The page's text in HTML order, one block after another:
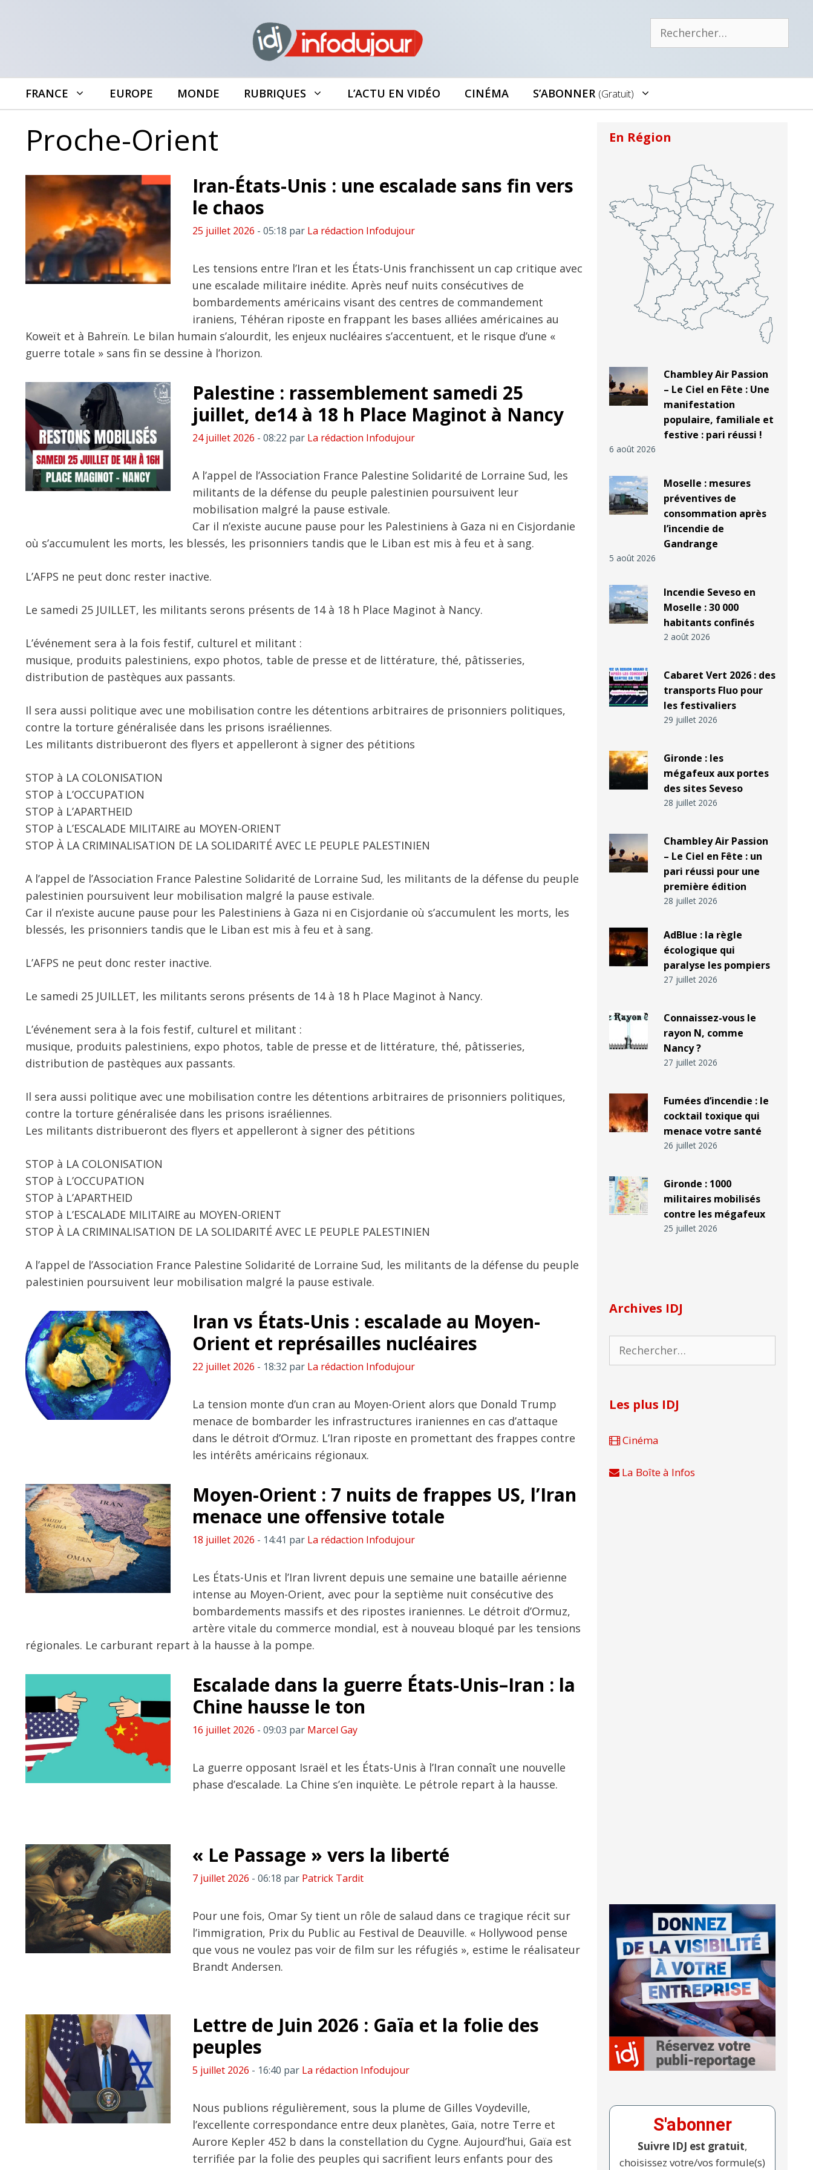
Rechercher :
FRANCE EUROPE MONDE RUBRIQUES L’ACTU EN VIDÉO CINÉMA S’ABONNER (gratuit)
Proche-Orient
Iran-États-Unis : une escalade sans fin vers
le chaos
25 juillet 2026 - 05:18 par La rédaction Infodujour
Les tensions entre l’Iran et les États-Unis franchissent un cap critique avec
une escalade militaire inédite. Après neuf nuits consécutives de
bombardements américains visant des centres de commandement
iraniens, Téhéran riposte en frappant les bases alliées américaines au
Koweït et à Bahreïn. Le bilan humain s’alourdit, les enjeux nucléaires s’accentuent, et le risque d’une «
guerre totale » sans fin se dessine à l’horizon.
Palestine : rassemblement samedi 25
juillet, de14 à 18 h Place Maginot à Nancy
24 juillet 2026 - 08:22 par La rédaction Infodujour
A l’appel de l’Association France Palestine Solidarité de Lorraine Sud, les
militants de la défense du peuple palestinien poursuivent leur
mobilisation malgré la pause estivale.
Car il n’existe aucune pause pour les Palestiniens à Gaza ni en Cisjordanie
où s’accumulent les morts, les blessés, les prisonniers tandis que le Liban est mis à feu et à sang.
L’AFPS ne peut donc rester inactive.
Le samedi 25 JUILLET, les militants serons présents de 14 à 18 h Place Maginot à Nancy.
L’événement sera à la fois festif, culturel et militant :
musique, produits palestiniens, expo photos, table de presse et de littérature, thé, pâtisseries,
distribution de pastèques aux passants.
Il sera aussi politique avec une mobilisation contre les détentions arbitraires de prisonniers politiques,
contre la torture généralisée dans les prisons israéliennes.
Les militants distribueront des flyers et appelleront à signer des pétitions
STOP à LA COLONISATION
STOP à L’OCCUPATION
STOP à L’APARTHEID
STOP à L’ESCALADE MILITAIRE au MOYEN-ORIENT
STOP À LA CRIMINALISATION DE LA SOLIDARITÉ AVEC LE PEUPLE PALESTINIEN
A l’appel de l’Association France Palestine Solidarité de Lorraine Sud, les militants de la défense du peuple
palestinien poursuivent leur mobilisation malgré la pause estivale.
Car il n’existe aucune pause pour les Palestiniens à Gaza ni en Cisjordanie où s’accumulent les morts, les
blessés, les prisonniers tandis que le Liban est mis à feu et à sang.
L’AFPS ne peut donc rester inactive.
Le samedi 25 JUILLET, les militants serons présents de 14 à 18 h Place Maginot à Nancy.
L’événement sera à la fois festif, culturel et militant :
musique, produits palestiniens, expo photos, table de presse et de littérature, thé, pâtisseries,
distribution de pastèques aux passants.
Il sera aussi politique avec une mobilisation contre les détentions arbitraires de prisonniers politiques,
contre la torture généralisée dans les prisons israéliennes.
Les militants distribueront des flyers et appelleront à signer des pétitions
STOP à LA COLONISATION
STOP à L’OCCUPATION
STOP à L’APARTHEID
STOP à L’ESCALADE MILITAIRE au MOYEN-ORIENT
STOP À LA CRIMINALISATION DE LA SOLIDARITÉ AVEC LE PEUPLE PALESTINIEN
A l’appel de l’Association France Palestine Solidarité de Lorraine Sud, les militants de la défense du peuple
palestinien poursuivent leur mobilisation malgré la pause estivale.
Iran vs États-Unis : escalade au Moyen-
Orient et représailles nucléaires
22 juillet 2026 - 18:32 par La rédaction Infodujour
La tension monte d’un cran au Moyen-Orient alors que Donald Trump
menace de bombarder les infrastructures iraniennes en cas d’attaque
dans le détroit d’Ormuz. L’Iran riposte en promettant des frappes contre
les intérêts américains régionaux.
Moyen-Orient : 7 nuits de frappes US, l’Iran
menace une offensive totale
18 juillet 2026 - 14:41 par La rédaction Infodujour
Les États-Unis et l’Iran livrent depuis une semaine une bataille aérienne
intense au Moyen-Orient, avec pour la septième nuit consécutive des
bombardements massifs et des ripostes iraniennes. Le détroit d’Ormuz,
artère vitale du commerce mondial, est à nouveau bloqué par les tensions
régionales. Le carburant repart à la hausse à la pompe.
Escalade dans la guerre États-Unis–Iran : la
Chine hausse le ton
16 juillet 2026 - 09:03 par Marcel Gay
La guerre opposant Israël et les États-Unis à l’Iran connaît une nouvelle
phase d’escalade. La Chine s’en inquiète. Le pétrole repart à la hausse.
« Le Passage » vers la liberté
7 juillet 2026 - 06:18 par Patrick Tardit
Pour une fois, Omar Sy tient un rôle de salaud dans ce tragique récit sur
l’immigration, Prix du Public au Festival de Deauville. « Hollywood pense
que vous ne voulez pas voir de film sur les réfugiés », estime le réalisateur
Brandt Andersen.
Lettre de Juin 2026 : Gaïa et la folie des
peuples
5 juillet 2026 - 16:40 par La rédaction Infodujour
Nous publions régulièrement, sous la plume de Gilles Voydeville,
l’excellente correspondance entre deux planètes, Gaïa, notre Terre et
Aurore Kepler 452 b dans la constellation du Cygne. Aujourd’hui, Gaïa est
terrifiée par la folie des peuples qui sacrifient leurs enfants pour des
En Région
Chambley Air Passion
– Le Ciel en Fête : Une
manifestation
populaire, familiale et
festive : pari réussi !
6 août 2026
Moselle : mesures
préventives de
consommation après
l’incendie de
Gandrange
5 août 2026
Incendie Seveso en
Moselle : 30 000
habitants confinés
2 août 2026
Cabaret Vert 2026 : des
transports Fluo pour
les festivaliers
29 juillet 2026
Gironde : les
mégafeux aux portes
des sites Seveso
28 juillet 2026
Chambley Air Passion
– Le Ciel en Fête : un
pari réussi pour une
première édition
28 juillet 2026
AdBlue : la règle
écologique qui
paralyse les pompiers
27 juillet 2026
Connaissez-vous le
rayon N, comme
Nancy ?
27 juillet 2026
Fumées d’incendie : le
cocktail toxique qui
menace votre santé
26 juillet 2026
Gironde : 1000
militaires mobilisés
contre les mégafeux
25 juillet 2026
Archives IDJ
Rechercher :
Les plus IDJ
Cinéma
La Boîte à Infos
S'abonner
Suivre IDJ est gratuit,
choisissez votre/vos formule(s)